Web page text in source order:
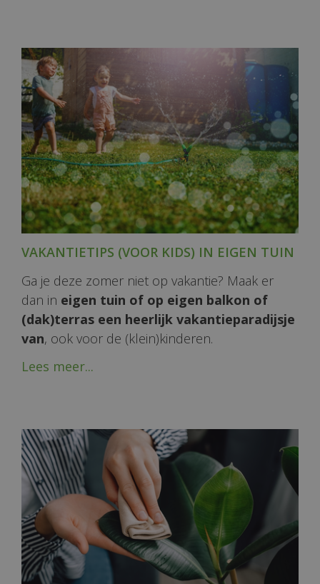
VAKANTIETIPS (VOOR KIDS) IN EIGEN TUIN
Ga je deze zomer niet op vakantie? Maak er
dan in eigen tuin of op eigen balkon of
(dak)terras een heerlijk vakantieparadijsje
van, ook voor de (klein)kinderen.
Lees meer...